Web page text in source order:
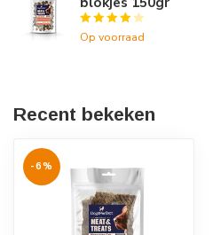
Op voorraad
Recent bekeken
-6%